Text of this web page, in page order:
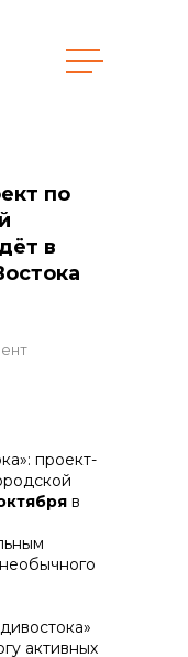
по
в
проект-
в
активных